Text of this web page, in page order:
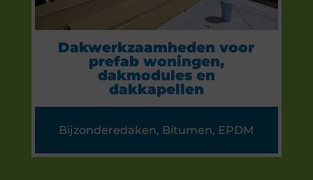
Dakwerkzaamheden voor
prefab woningen,
dakmodules en
dakkapellen
Bijzonderedaken, Bitumen, EPDM